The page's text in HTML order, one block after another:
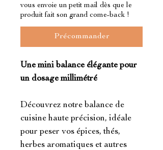
vous envoie un petit mail dès que le
produit fait son grand come-back !
Précommander
Une mini balance élégante pour
un dosage millimétré
Découvrez notre balance de
cuisine haute précision, idéale
pour peser vos épices, thés,
herbes aromatiques et autres